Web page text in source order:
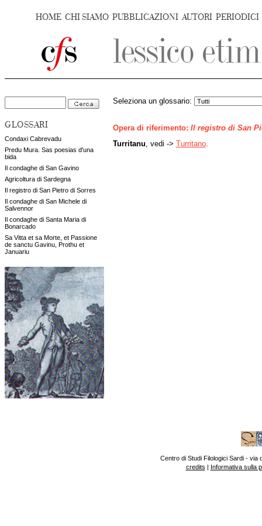
HOME CHI SIAMO PUBBLICAZIONI AUTORI PERIODICI
GLOSSARI
Condaxi Cabrevadu
Predu Mura. Sas poesias d'una
bida
Il condaghe di San Gavino
Agricoltura di Sardegna
Il registro di San Pietro di Sorres
Il condaghe di San Michele di
Salvennor
Il condaghe di Santa Maria di
Bonarcado
Sa Vitta et sa Morte, et Passione
de sanctu Gavinu, Prothu et
Januariu
Seleziona un glossario:
Opera di riferimento: Il registro di San
Turritanu , vedi -> Turritano
Centro di Studi Filologici Sardi - via
credits | Informativa sulla